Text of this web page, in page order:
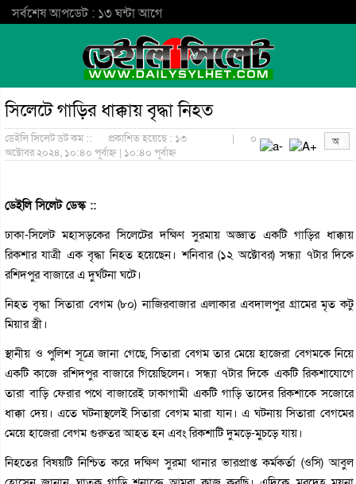
সর্বশেষ আপডেট : ১৩ ঘন্টা আগে
সিলেটে গাড়ির ধাক্কায় বৃদ্ধা নিহত
ডেইলি সিলেট ডট কম ::
প্রকাশিত হয়েছে : ১৩
অক্টোবর ২০২৪, ১০:৪০ পূর্বাহ্ন | ১০:৪০ পূর্বাহ্ন
| ০
ডেইলি সিলেট ডেস্ক ::
ঢাকা-সিলেট মহাসড়কের সিলেটের দক্ষিণ সুরমায় অজ্ঞাত একটি গাড়ির ধাক্কায়
রিকশার যাত্রী এক বৃদ্ধা নিহত হয়েছেন। শনিবার (১২ অক্টোবর) সন্ধ্যা ৭টার দিকে
রশিদপুর বাজারে এ দুর্ঘটনা ঘটে।
নিহত বৃদ্ধা সিতারা বেগম (৮০) নাজিরবাজার এলাকার এবদালপুর গ্রামের মৃত কটু
মিয়ার স্ত্রী।
স্থানীয় ও পুলিশ সূত্রে জানা গেছে, সিতারা বেগম তার মেয়ে হাজেরা বেগমকে নিয়ে
একটি কাজে রশিদপুর বাজারে গিয়েছিলেন। সন্ধ্যা ৭টার দিকে একটি রিকশাযোগে
তারা বাড়ি ফেরার পথে বাজারেই ঢাকাগামী একটি গাড়ি তাদের রিকশাকে সজোরে
ধাক্কা দেয়। এতে ঘটনাস্থলেই সিতারা বেগম মারা যান। এ ঘটনায় সিতারা বেগমের
মেয়ে হাজেরা বেগম গুরুতর আহত হন এবং রিকশাটি দুমড়ে-মুচড়ে যায়।
নিহতের বিষয়টি নিশ্চিত করে দক্ষিণ সুরমা থানার ভারপ্রাপ্ত কর্মকর্তা (ওসি) আবুল